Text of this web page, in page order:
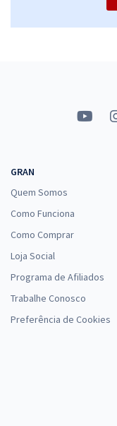
GRAN
Quem Somos
Como Funciona
Como Comprar
Loja Social
Programa de Afiliados
Trabalhe Conosco
Preferência de Cookies